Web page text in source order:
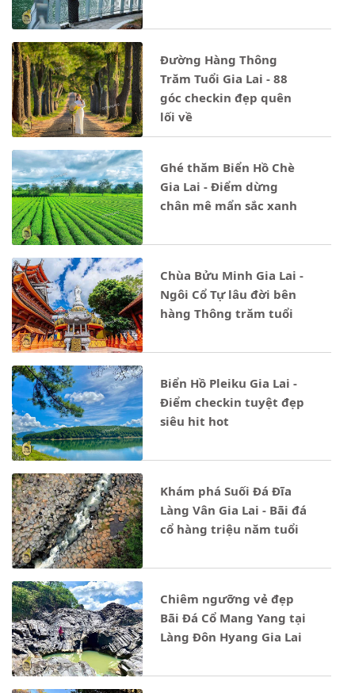
Đường Hàng Thông
Trăm Tuổi Gia Lai - 88
góc checkin đẹp quên
lối về
Ghé thăm Biển Hồ Chè
Gia Lai - Điểm dừng
chân mê mẩn sắc xanh
Chùa Bửu Minh Gia Lai -
Ngôi Cổ Tự lâu đời bên
hàng Thông trăm tuổi
Biển Hồ Pleiku Gia Lai -
Điểm checkin tuyệt đẹp
siêu hit hot
Khám phá Suối Đá Đĩa
Làng Vân Gia Lai - Bãi đá
cổ hàng triệu năm tuổi
Chiêm ngưỡng vẻ đẹp
Bãi Đá Cổ Mang Yang tại
Làng Đôn Hyang Gia Lai